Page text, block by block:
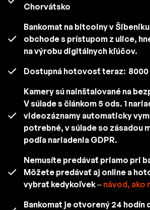
Chorvátsko
Bankomat na bitcoiny v
obchode s prístupom z ulice,
na výrobu digitálnych kľúčov.
Dostupná hotovosť teraz: 8000
Kamery sú nainštalované na
V súlade s článkom 5 ods. 1
videozáznamy automaticky
potrebné, v súlade so zásadou
podľa nariadenia GDPR.
Nemusíte predávať priamo pri
Môžete predávať aj online a
vybrať kedykoľvek – návod, ako
Bankomat je otvorený 24 hodín